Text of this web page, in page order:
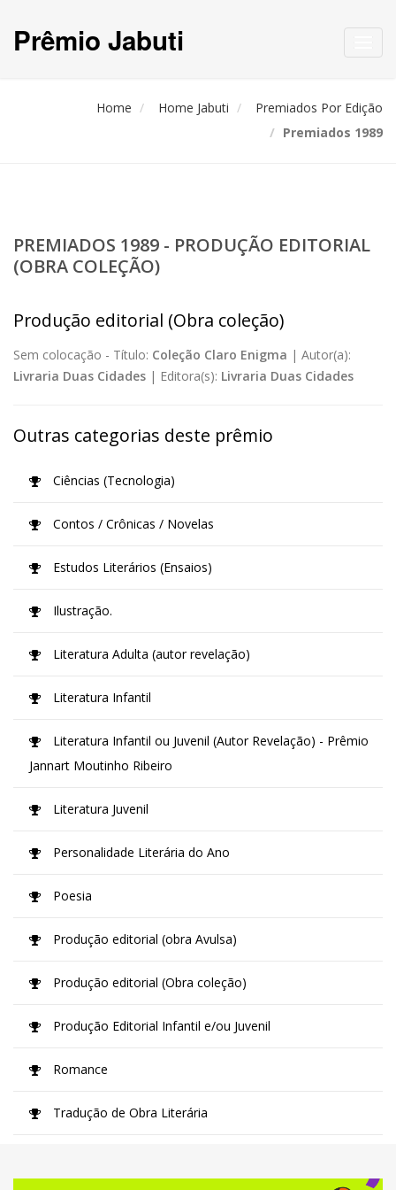
Prêmio Jabuti
Home Home Jabuti
Premiados Por Edição
Premiados 1989
PREMIADOS 1989 - PRODUÇÃO EDITORIAL
(OBRA COLEÇÃO)
Produção editorial (Obra coleção)
Sem colocação - Título: Coleção Claro Enigma | Autor(a):
Livraria Duas Cidades | Editora(s): Livraria Duas Cidades
Outras categorias deste prêmio
Ciências (Tecnologia)
Contos / Crônicas / Novelas
Estudos Literários (Ensaios)
Ilustração.
Literatura Adulta (autor revelação)
Literatura Infantil
Literatura Infantil ou Juvenil (Autor Revelação) - Prêmio
Jannart Moutinho Ribeiro
Literatura Juvenil
Personalidade Literária do Ano
Poesia
Produção editorial (obra Avulsa)
Produção editorial (Obra coleção)
Produção Editorial Infantil e/ou Juvenil
Romance
Tradução de Obra Literária